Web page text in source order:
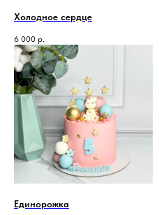
Холодное сердце
6 000 р.
Единорожка